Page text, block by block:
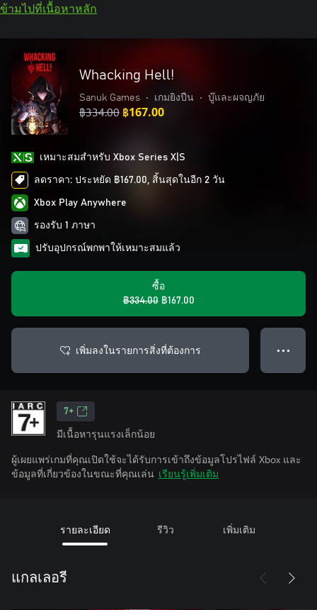
ข้ามไปที่เนื้อหาหลัก
Whacking Hell!
Sanuk Games • เกมยิงปืน • บู๊และผจญภัย
฿334.00 ฿167.00
เหมาะสมสําหรับ Xbox Series X|S
ลดราคา: ประหยัด ฿167.00, สิ้นสุดในอีก 2 วัน
Xbox Play Anywhere
รองรับ 1 ภาษา
ปรับอุปกรณ์พกพาให้เหมาะสมแล้ว
ซื้อ
฿334.00 ฿167.00
เพิ่มลงในรายการสิ่งที่ต้องการ ● ● ●
7+
มีเนื้อหารุนแรงเล็กน้อย
ผู้เผยแพร่เกมที่คุณเปิดใช้จะได้รับการเข้าถึงข้อมูลโปรไฟล์ Xbox และ
ข้อมูลที่เกี่ยวข้องในขณะที่คุณเล่น เรียนรู้เพิ่มเติม
รายละเอียด รีวิว เพิ่มเติม
แกลเลอรี